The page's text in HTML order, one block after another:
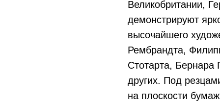
Великобритании,
демонстрируют
высочайшего
Рембрандта,
Стотарта,
других. Под
на плоскости